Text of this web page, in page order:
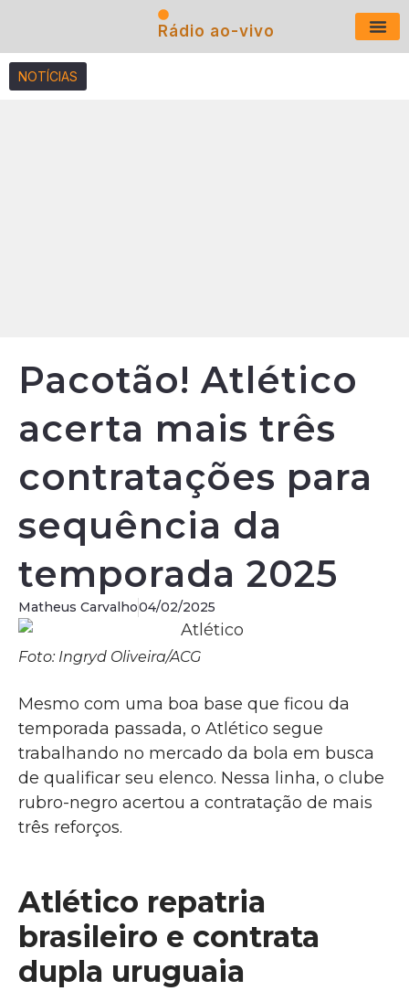
Rádio ao-vivo
NOTÍCIAS
Pacotão! Atlético
acerta mais três
contratações para
sequência da
temporada 2025
Matheus Carvalho04/02/2025
Foto: Ingryd Oliveira/ACG
Mesmo com uma boa base que ficou da
temporada passada, o Atlético segue
trabalhando no mercado da bola em busca
de qualificar seu elenco. Nessa linha, o clube
rubro-negro acertou a contratação de mais
três reforços.
Atlético repatria
brasileiro e contrata
dupla uruguaia